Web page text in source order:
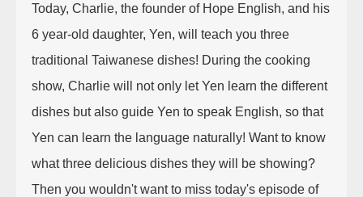
Today, Charlie, the founder of Hope English, and his
6 year-old daughter, Yen, will teach you three
traditional Taiwanese dishes! During the cooking
show, Charlie will not only let Yen learn the different
dishes but also guide Yen to speak English, so that
Yen can learn the language naturally! Want to know
what three delicious dishes they will be showing?
Then you wouldn't want to miss today's episode of